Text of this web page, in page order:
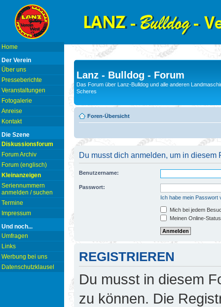
Home
Der Verein
Über uns
Presseberichte
Veranstaltungen
Fotogalerie
Anreise
Kontakt
Die Szene
Diskussionsforum
Forum Archiv
Forum (englisch)
Kleinanzeigen
Seriennummern
anmelden / suchen
Termine
Impressum
Und noch...
Umfragen
Links
Werbung bei uns
Datenschutzklausel
Lanz - Bulldog - Forum
Das Forum über Lanz-Bulldog und alle anderen
Scheres
Foren-Übersicht
Du musst dich anmelden, um in diesem
Benutzername:
Passwort:
Ich habe mein Passwort
Mich bei jedem
Meinen Online-
REGISTRIEREN
Du musst in diesem
zu können. Die